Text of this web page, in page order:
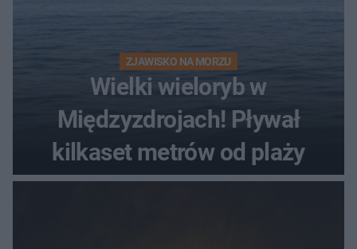
ZJAWISKO NA MORZU
Wielki wieloryb w
Międzyzdrojach! Pływał
kilkaset metrów od plaży